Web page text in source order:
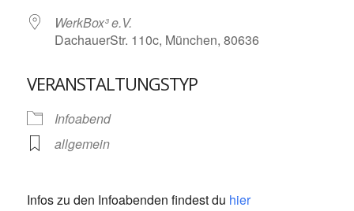
WerkBox³ e.V.
DachauerStr. 110c, München, 80636
VERANSTALTUNGSTYP
Infoabend
allgemein
Infos zu den Infoabenden findest du hier